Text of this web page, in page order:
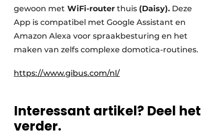
gewoon met WiFi-router thuis (Daisy). Deze
App is compatibel met Google Assistant en
Amazon Alexa voor spraakbesturing en het
maken van zelfs complexe domotica-routines.
https://www.gibus.com/nl/
Interessant artikel? Deel het
verder.